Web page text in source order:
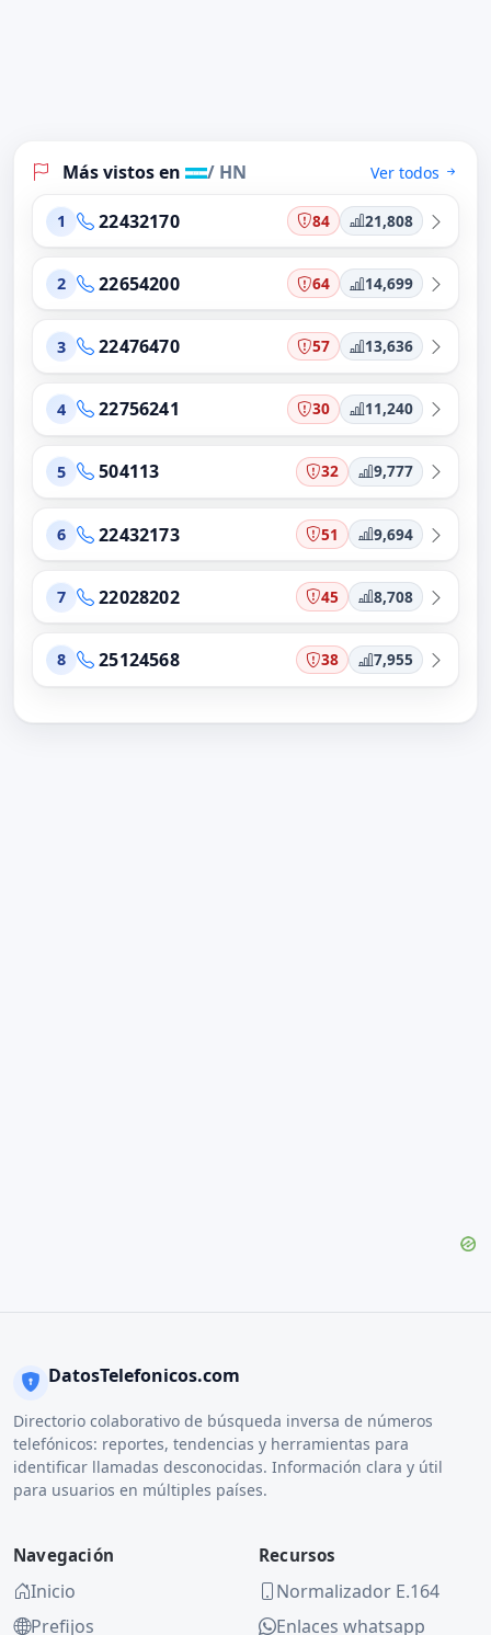
Más vistos en / HN Ver todos
1 22432170 84 21,808
2 22654200 64 14,699
3 22476470 57 13,636
4 22756241 30 11,240
5 504113 32 9,777
6 22432173 51 9,694
7 22028202 45 8,708
8 25124568 38 7,955
DatosTelefonicos.com
Directorio colaborativo de búsqueda inversa de números
telefónicos: reportes, tendencias y herramientas para
identificar llamadas desconocidas. Información clara y útil
para usuarios en múltiples países.
Navegación
Inicio
Prefijos
Recursos
Normalizador E.164
Enlaces whatsapp